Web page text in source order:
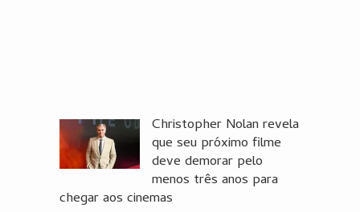
Christopher Nolan revela
que seu próximo filme
deve demorar pelo
menos três anos para
chegar aos cinemas